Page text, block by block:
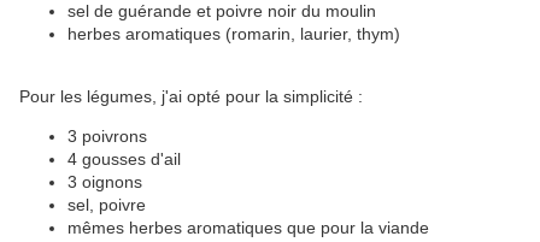
sel de guérande et poivre noir du moulin
herbes aromatiques (romarin, laurier, thym)
Pour les légumes, j'ai opté pour la simplicité :
3 poivrons
4 gousses d'ail
3 oignons
sel, poivre
mêmes herbes aromatiques que pour la viande